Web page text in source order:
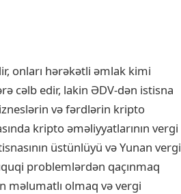
onları hərəkətli əmlak kimi
cəlb edir, lakin ƏDV-dən istisna
və fərdlərin kripto
kripto əməliyyatlarının vergi
üstünlüyü və Yunan vergi
problemlərdən qaçınmaq
məlumatlı olmaq və vergi